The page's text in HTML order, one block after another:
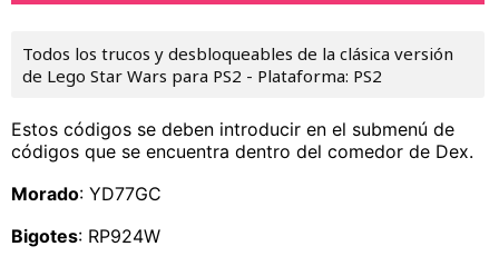
Todos los trucos y desbloqueables de la clásica versión
de Lego Star Wars para PS2 - Plataforma: PS2
Estos códigos se deben introducir en el submenú de
códigos que se encuentra dentro del comedor de Dex.
Morado: YD77GC
Bigotes: RP924W